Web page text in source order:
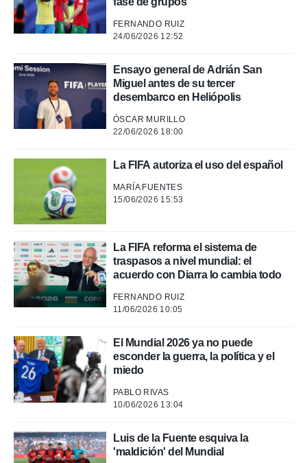
FERNANDO RUIZ
24/06/2026 12:52
Ensayo general de Adrián San
Miguel antes de su tercer
desembarco en Heliópolis
ÓSCAR MURILLO
22/06/2026 18:00
La FIFA autoriza el uso del español
MARÍA FUENTES
15/06/2026 15:53
La FIFA reforma el sistema de
traspasos a nivel mundial: el
acuerdo con Diarra lo cambia todo
FERNANDO RUIZ
11/06/2026 10:05
El Mundial 2026 ya no puede
esconder la guerra, la política y el
miedo
PABLO RIVAS
10/06/2026 13:04
Luis de la Fuente esquiva la
'maldición' del Mundial